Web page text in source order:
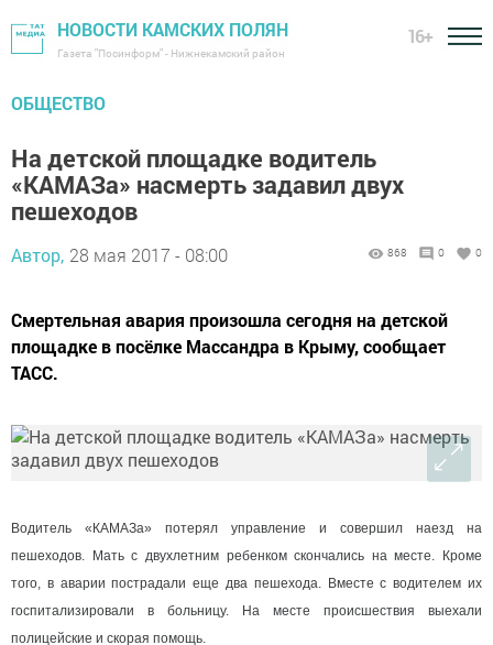
НОВОСТИ КАМСКИХ ПОЛЯН
Газета "Посинформ" - Нижнекамский район
16+
ОБЩЕСТВО
На детской площадке водитель
«КАМАЗа» насмерть задавил двух
пешеходов
Автор, 28 мая 2017 - 08:00 868 0 0
Смертельная авария произошла сегодня на детской
площадке в посёлке Массандра в Крыму, сообщает
ТАCC.
Водитель «КАМАЗа» потерял управление и совершил наезд на
пешеходов. Мать с двухлетним ребенком скончались на месте. Кроме
того, в аварии пострадали еще два пешехода. Вместе с водителем их
госпитализировали в больницу. На месте происшествия выехали
полицейские и скорая помощь.